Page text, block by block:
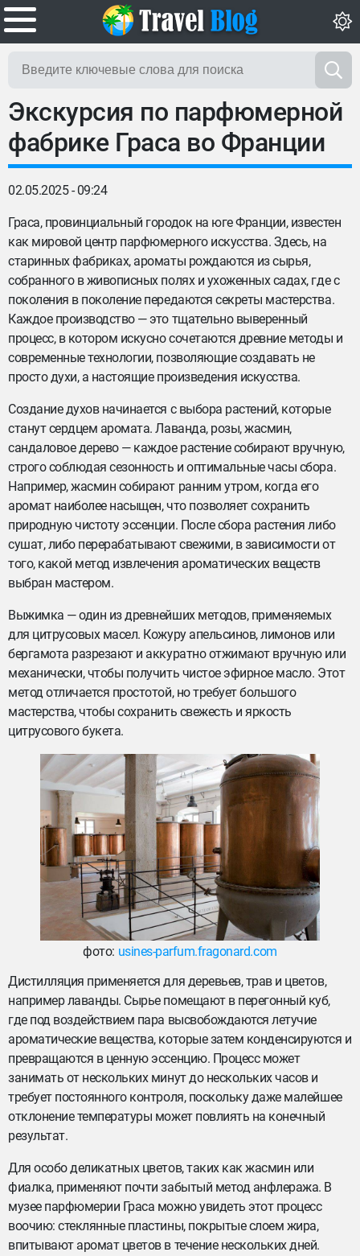
Экскурсия по парфюмерной
фабрике Граса во Франции
02.05.2025 - 09:24
Граса, провинциальный городок на юге Франции, известен
как мировой центр парфюмерного искусства. Здесь, на
старинных фабриках, ароматы рождаются из сырья,
собранного в живописных полях и ухоженных садах, где с
поколения в поколение передаются секреты мастерства.
Каждое производство — это тщательно выверенный
процесс, в котором искусно сочетаются древние методы и
современные технологии, позволяющие создавать не
просто духи, а настоящие произведения искусства.
Создание духов начинается с выбора растений, которые
станут сердцем аромата. Лаванда, розы, жасмин,
сандаловое дерево — каждое растение собирают вручную,
строго соблюдая сезонность и оптимальные часы сбора.
Например, жасмин собирают ранним утром, когда его
аромат наиболее насыщен, что позволяет сохранить
природную чистоту эссенции. После сбора растения либо
сушат, либо перерабатывают свежими, в зависимости от
того, какой метод извлечения ароматических веществ
выбран мастером.
Выжимка — один из древнейших методов, применяемых
для цитрусовых масел. Кожуру апельсинов, лимонов или
бергамота разрезают и аккуратно отжимают вручную или
механически, чтобы получить чистое эфирное масло. Этот
метод отличается простотой, но требует большого
мастерства, чтобы сохранить свежесть и яркость
цитрусового букета.
фото: usines-parfum.fragonard.com
Дистилляция применяется для деревьев, трав и цветов,
например лаванды. Сырье помещают в перегонный куб,
где под воздействием пара высвобождаются летучие
ароматические вещества, которые затем конденсируются и
превращаются в ценную эссенцию. Процесс может
занимать от нескольких минут до нескольких часов и
требует постоянного контроля, поскольку даже малейшее
отклонение температуры может повлиять на конечный
результат.
Для особо деликатных цветов, таких как жасмин или
фиалка, применяют почти забытый метод анфлеража. В
музее парфюмерии Граса можно увидеть этот процесс
воочию: стеклянные пластины, покрытые слоем жира,
впитывают аромат цветов в течение нескольких дней.